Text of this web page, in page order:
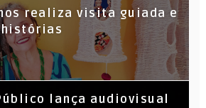
MC’s), DJ Raíz e DJ
na BIGSHAKE 14
realiza visita guiada e
histórias
lança audiovisual